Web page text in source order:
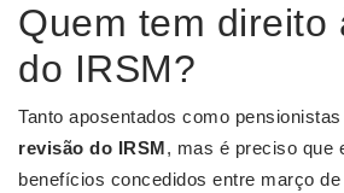
Quem tem direito
do IRSM?
Tanto aposentados como
revisão do IRSM, mas é preciso que
benefícios concedidos entre março